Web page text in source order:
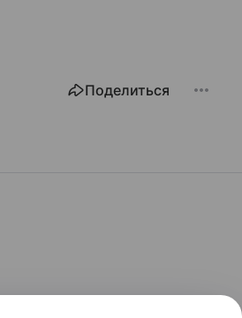
Поделиться